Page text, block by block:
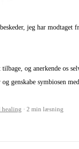
jeg har
og anerkende os
genskabe symbiosen
healing 2 min læsning